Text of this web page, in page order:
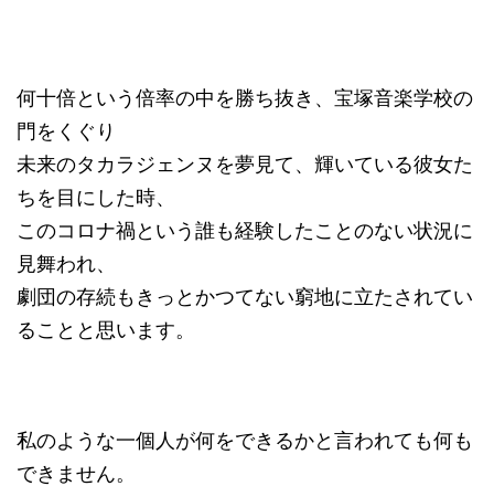
何十倍という倍率の中を勝ち抜き、宝塚音楽学校の
門をくぐり
未来のタカラジェンヌを夢見て、輝いている彼女た
ちを目にした時、
このコロナ禍という誰も経験したことのない状況に
見舞われ、
劇団の存続もきっとかつてない窮地に立たされてい
ることと思います。
私のような一個人が何をできるかと言われても何も
できません。